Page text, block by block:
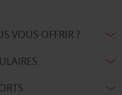
VOUS OFFRIR ?